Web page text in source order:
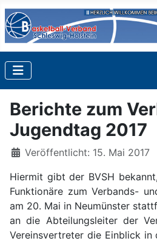
Berichte zum
Jugendtag 2017
Details
Veröffentlicht: 15. Mai 2017
Hiermit gibt der BVSH
Funktionäre zum Verbands-
am 20. Mai in Neumünster
an die Abteilungsleiter der
Vereinsvertreter die Einblick in